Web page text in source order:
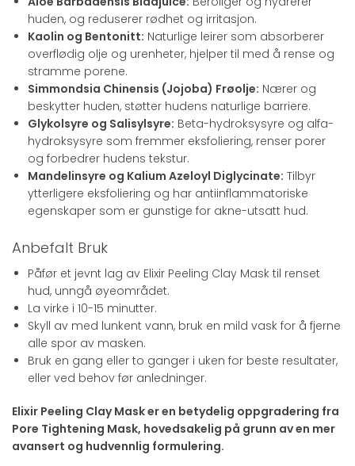
huden, og reduserer rødhet og irritasjon.
Kaolin og Bentonitt: Naturlige leirer som absorberer
overflødig olje og urenheter, hjelper til med å rense og
stramme porene.
Simmondsia Chinensis (Jojoba) Frøolje: Nærer og
beskytter huden, støtter hudens naturlige barriere.
Glykolsyre og Salisylsyre: Beta-hydroksysyre og alfa-
hydroksysyre som fremmer eksfoliering, renser porer
og forbedrer hudens tekstur.
Mandelinsyre og Kalium Azeloyl Diglycinate: Tilbyr
ytterligere eksfoliering og har antiinflammatoriske
egenskaper som er gunstige for akne-utsatt hud.
Anbefalt Bruk
Påfør et jevnt lag av Elixir Peeling Clay Mask til renset
hud, unngå øyeområdet.
La virke i 10-15 minutter.
Skyll av med lunkent vann, bruk en mild vask for å fjerne
alle spor av masken.
Bruk en gang eller to ganger i uken for beste resultater,
eller ved behov før anledninger.
Elixir Peeling Clay Mask er en betydelig oppgradering fra
Pore Tightening Mask, hovedsakelig på grunn av en mer
avansert og hudvennlig formulering.